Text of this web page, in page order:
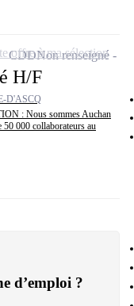
H/F
D'ASCQ
: Nous sommes Auchan
50 000 collaborateurs au
CDDNon renseigné
offre à ma sélection
d’emploi ?